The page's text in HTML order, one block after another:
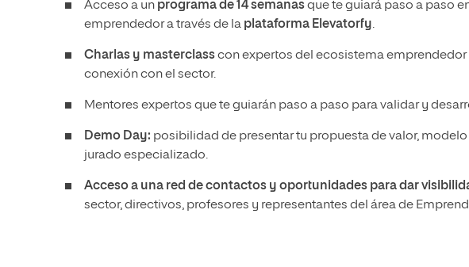
Acceso a un programa de 14 semanasque te guiará paso a paso
emprendedor a través de la plataforma Elevatorfy.
Charlas y masterclasscon expertos del ecosistema
conexión con el sector.
Mentores expertos que te guiarán paso a paso para validar y
Demo Day: posibilidad de presentar tu propuesta de valor,
jurado especializado.
Acceso a una red de contactos y oportunidades para dar
sector, directivos, profesores y representantes del área de